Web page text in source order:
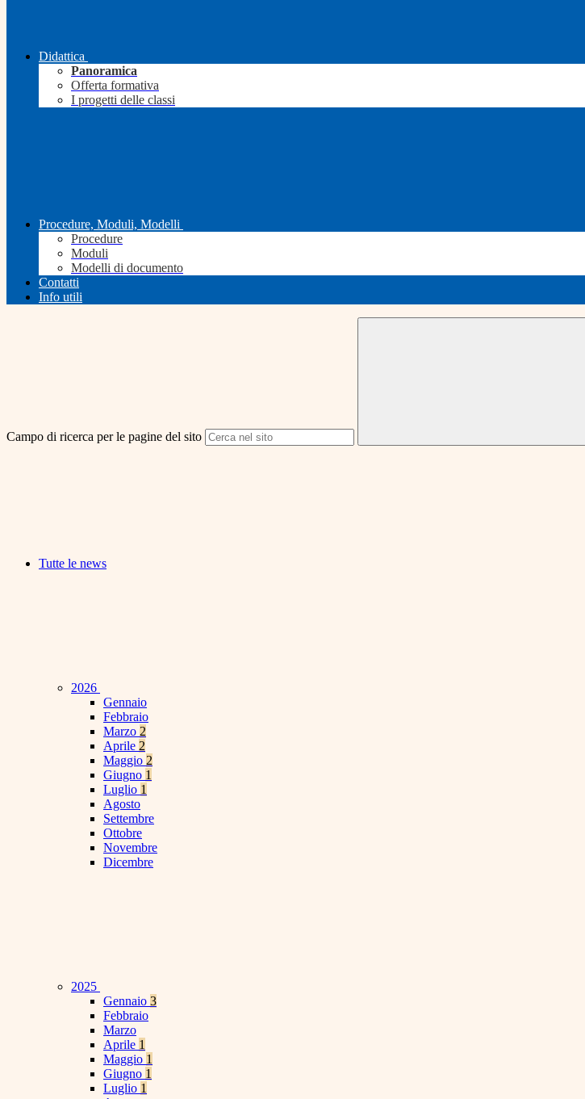
Didattica
Panoramica
Offerta formativa
I progetti delle classi
Procedure, Moduli, Modelli
Procedure
Moduli
Modelli di documento
Contatti
Info utili
Campo di ricerca per le pagine del sito
Tutte le news
2026
Gennaio
Febbraio
Marzo 2
Aprile 2
Maggio 2
Giugno 1
Luglio 1
Agosto
Settembre
Ottobre
Novembre
Dicembre
2025
Gennaio 3
Febbraio
Marzo
Aprile 1
Maggio 1
Giugno 1
Luglio 1